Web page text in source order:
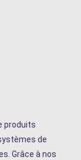
produits
de
Grâce à nos